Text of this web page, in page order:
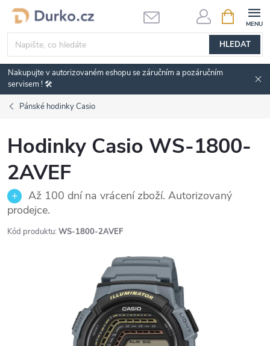
Přejít
obsah
HLEDAT
NÁKUPNÍ
KOŠÍK
Nakupujte v autorizovaném eshopu se záručním a pozáručním
servisem ! 🛠️
Pánské hodinky Casio
Hodinky Casio WS-1800-
2AVEF
Až 100 dní na vrácení zboží. Autorizovaný
prodejce.
Kód produktu: WS-1800-2AVEF